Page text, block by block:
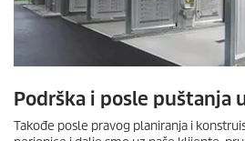
Podrška i posle puštanja
Takođe posle pravog planiranja i